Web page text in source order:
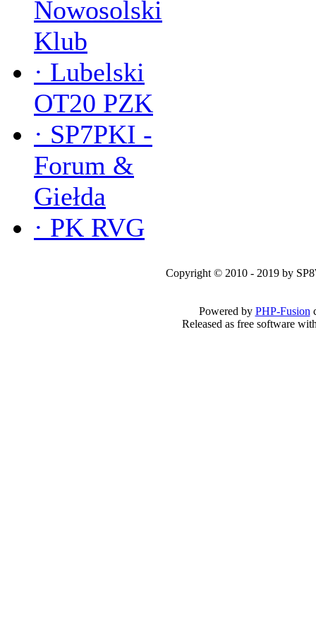
Nowosolski
Klub
· Lubelski
OT20 PZK
· SP7PKI -
Forum &
Giełda
· PK RVG
Copyright © 2010 - 2019 by
Powered by PHP-Fusion
Released as free software